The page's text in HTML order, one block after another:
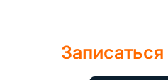
Записаться